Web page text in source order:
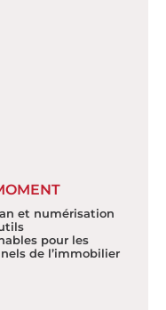
et numérisation
pour les
de l’immobilier